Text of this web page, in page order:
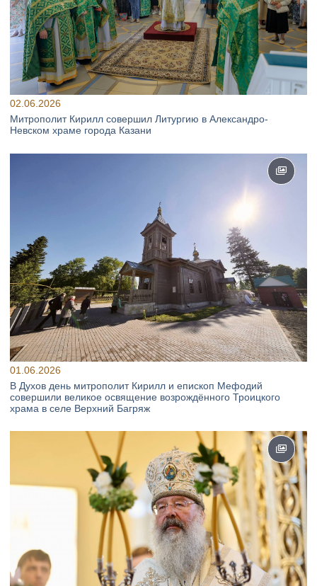
02.06.2026
Митрополит Кирилл совершил Литургию в Александро-
Невском храме города Казани
01.06.2026
В Духов день митрополит Кирилл и епископ Мефодий
совершили великое освящение возрождённого Троицкого
храма в селе Верхний Багряж